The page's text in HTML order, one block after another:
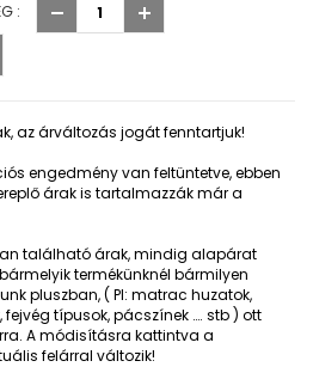
:
az árváltozás jogát fenntartjuk!
engedmény van feltüntetve, ebben
árak is tartalmazzák már a
található árak, mindig alapárat
termékünknél bármilyen
pluszban, ( Pl: matrac huzatok,
típusok, pácszínek …. stb ) ott
A módisításra kattintva a
felárral változik!